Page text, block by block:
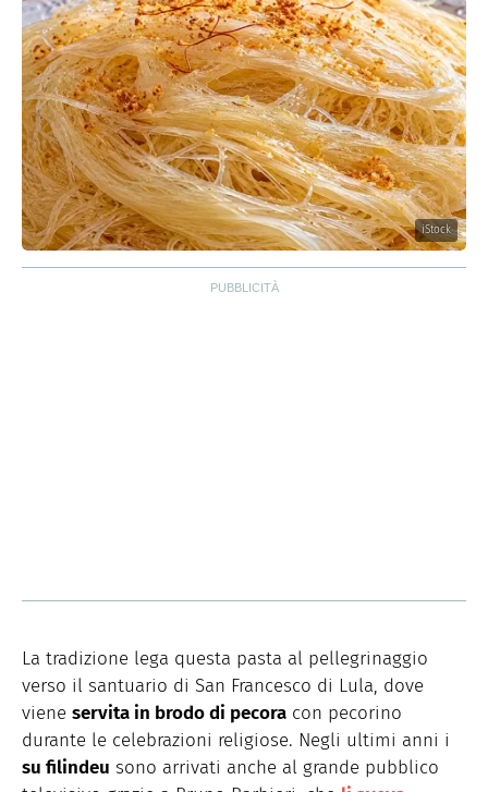
iStock
La tradizione lega questa pasta al pellegrinaggio
verso il santuario di San Francesco di Lula, dove
viene servita in brodo di pecora con pecorino
durante le celebrazioni religiose. Negli ultimi anni i
su filindeu sono arrivati anche al grande pubblico